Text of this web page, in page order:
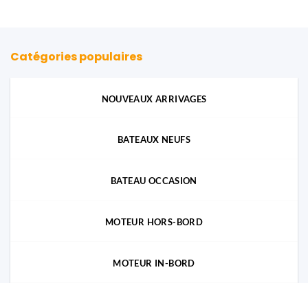
Catégories populaires
NOUVEAUX ARRIVAGES
BATEAUX NEUFS
BATEAU OCCASION
MOTEUR HORS-BORD
MOTEUR IN-BORD